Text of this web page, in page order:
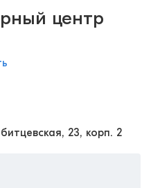
центр
23, корп. 2